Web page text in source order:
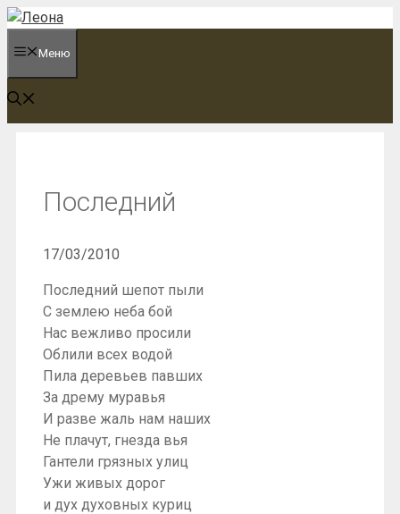
Перейти
содержимому
Меню
Последний
17/03/2010
Последний шепот пыли
С землею неба бой
Нас вежливо просили
Облили всех водой
Пила деревьев павших
За дрему муравья
И разве жаль нам наших
Не плачут, гнезда вья
Гантели грязных улиц
Ужи живых дорог
и дух духовных куриц